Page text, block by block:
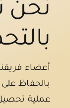
نحن
أعضاء
بالحفاظ
عملية